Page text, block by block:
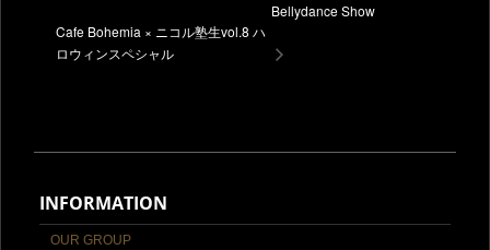
Cafe Bohemia × ニコル塾生vol.8 ハ
ロウィンスペシャル
Bellydance Show
INFORMATION
OUR GROUP